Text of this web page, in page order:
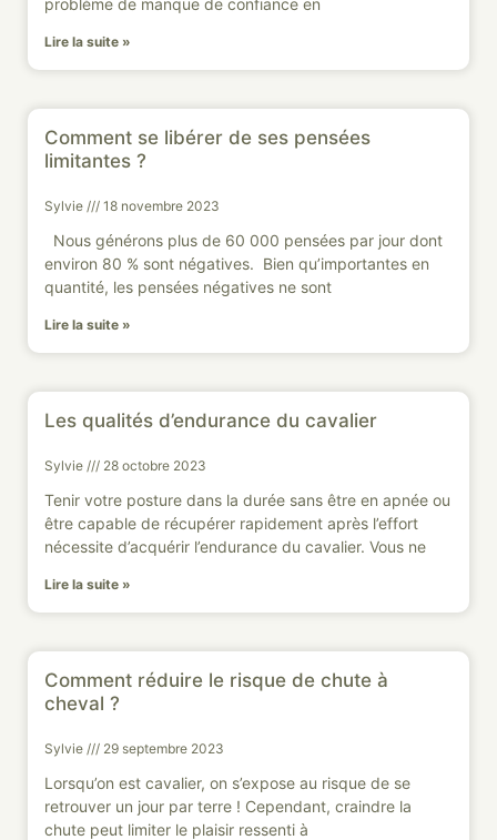
problème de manque de confiance en
Lire la suite »
Comment se libérer de ses pensées
limitantes ?
Sylvie 18 novembre 2023
Nous générons plus de 60 000 pensées par jour dont
environ 80 % sont négatives. Bien qu’importantes en
quantité, les pensées négatives ne sont
Lire la suite »
Les qualités d’endurance du cavalier
Sylvie 28 octobre 2023
Tenir votre posture dans la durée sans être en apnée ou
être capable de récupérer rapidement après l’effort
nécessite d’acquérir l’endurance du cavalier. Vous ne
Lire la suite »
Comment réduire le risque de chute à
cheval ?
Sylvie 29 septembre 2023
Lorsqu’on est cavalier, on s’expose au risque de se
retrouver un jour par terre ! Cependant, craindre la
chute peut limiter le plaisir ressenti à